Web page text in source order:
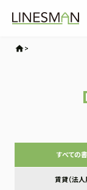
home
すべての
賃貸（法人